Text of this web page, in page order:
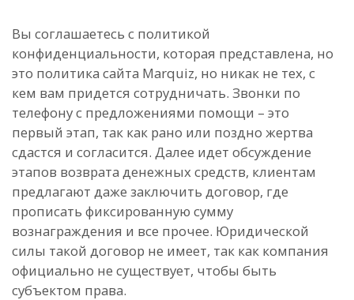
Вы соглашаетесь с политикой
конфиденциальности, которая представлена, но
это политика сайта Marquiz, но никак не тех, с
кем вам придется сотрудничать. Звонки по
телефону с предложениями помощи – это
первый этап, так как рано или поздно жертва
сдастся и согласится. Далее идет обсуждение
этапов возврата денежных средств, клиентам
предлагают даже заключить договор, где
прописать фиксированную сумму
вознаграждения и все прочее. Юридической
силы такой договор не имеет, так как компания
официально не существует, чтобы быть
субъектом права.